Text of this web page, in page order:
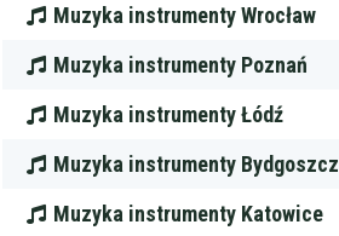
Muzyka instrumenty Wrocław
Muzyka instrumenty Poznań
Muzyka instrumenty Łódź
Muzyka instrumenty Bydgoszcz
Muzyka instrumenty Katowice